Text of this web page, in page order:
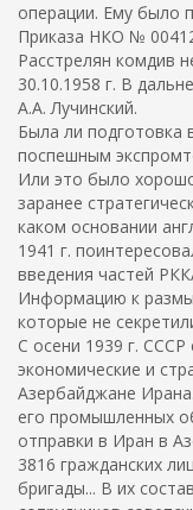
операции. Ему было
Приказа НКО №
Расстрелян комдив
30.10.1958 г. В
А.А. Лучинский.
Была ли
поспешным
Или это было
заранее
каком основании
1941 г.
введения частей
Информацию к
которые не
С осени 1939 г.
экономические и
Азербайджане
его промышленных
отправки в Иран в
3816 гражданских
бригады... В их